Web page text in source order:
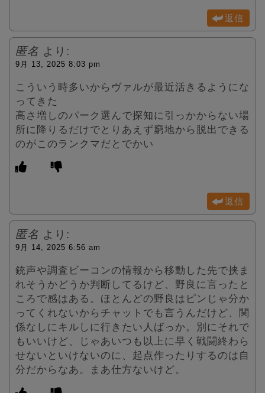
返信
匿名 より:
9月 13, 2025 8:03 pm
こういう時多いからヴァルが最近活きるようにな
ってきた
高さ増しのパーク選んで探知に引っかからない場
所に降りるだけでとりあえず窮地から脱出できる
のがこのランクマだとでかい
返信
匿名 より:
9月 14, 2025 6:56 am
銃声や調査ビーコンの情報から移動した先で挟ま
れそうかどうか判断してるけど、野良に言ったと
ころで感はある。ほとんどの野良はピンじゃ分か
ってくれないからチャットでも言うんだけど、関
係なしにキルしに行きたい人ばっか。別にそれで
もいいけど、じゃあいつも以上に早く戦闘終わら
せないといけないのに、起点作ったりするのは自
分だからなあ。まあ仕方ないけど。